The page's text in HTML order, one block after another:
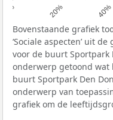
0% 20% 40%
Bovenstaande grafiek
‘Sociale aspecten’ uit
voor de buurt
onderwerp getoond
buurt Sportpark Den
onderwerp van
grafiek om de